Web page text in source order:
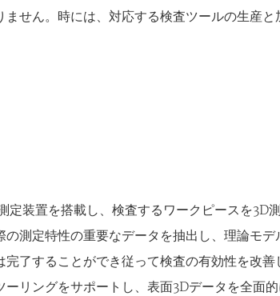
せん。時には、対応する検査ツールの生産
装置を搭載し、検査するワークピースを
測定特性の重要なデータを抽出し、理論モ
了することができ従って検査の有効性を改
リングをサポートし、表面3Dデータを全面